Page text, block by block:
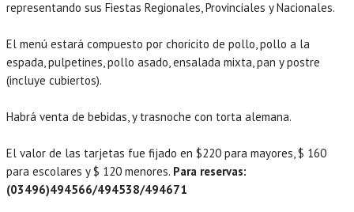
representando sus Fiestas Regionales, Provinciales y Nacionales.
El menú estará compuesto por choricito de pollo, pollo a la
espada, pulpetines, pollo asado, ensalada mixta, pan y postre
(incluye cubiertos).
Habrá venta de bebidas, y trasnoche con torta alemana.
El valor de las tarjetas fue fijado en $220 para mayores, $ 160
para escolares y $ 120 menores. Para reservas:
(03496)494566/494538/494671